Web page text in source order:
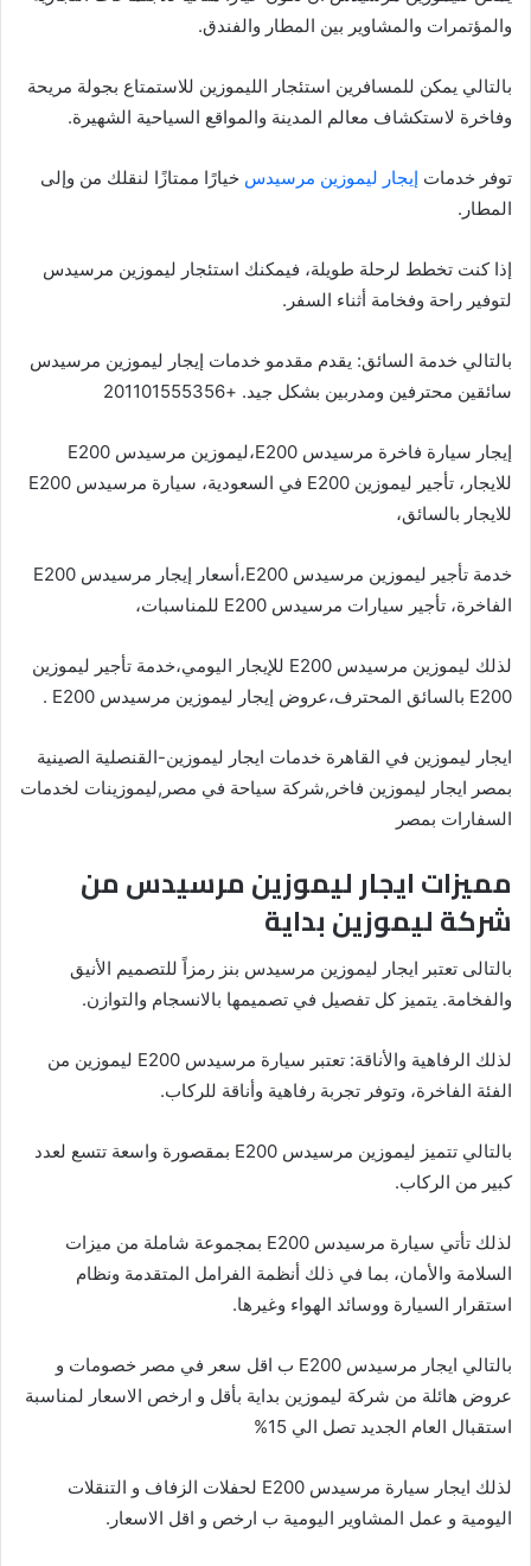
والمؤتمرات والمشاوير بين المطار والفندق.
بالتالي يمكن للمسافرين استئجار الليموزين للاستمتاع بجولة مريحة
وفاخرة لاستكشاف معالم المدينة والمواقع السياحية الشهيرة.
توفر خدمات إيجار ليموزين مرسيدس خيارًا ممتازًا لنقلك من وإلى
المطار.
إذا كنت تخطط لرحلة طويلة، فيمكنك استئجار ليموزين مرسيدس
لتوفير راحة وفخامة أثناء السفر.
بالتالي خدمة السائق: يقدم مقدمو خدمات إيجار ليموزين مرسيدس
سائقين محترفين ومدربين بشكل جيد. +201101555356
إيجار سيارة فاخرة مرسيدس E200،ليموزين مرسيدس E200
للايجار، تأجير ليموزين E200 في السعودية، سيارة مرسيدس E200
للايجار بالسائق،
خدمة تأجير ليموزين مرسيدس E200،أسعار إيجار مرسيدس E200
الفاخرة، تأجير سيارات مرسيدس E200 للمناسبات،
لذلك ليموزين مرسيدس E200 للإيجار اليومي،خدمة تأجير ليموزين
E200 بالسائق المحترف،عروض إيجار ليموزين مرسيدس E200 .
ايجار ليموزين في القاهرة خدمات ايجار ليموزين-القنصلية الصينية
بمصر ايجار ليموزين فاخر,شركة سياحة في مصر,ليموزينات لخدمات
السفارات بمصر
مميزات ايجار ليموزين مرسيدس من
شركة ليموزين بداية ⁦
بالتالى تعتبر ايجار ليموزين مرسيدس بنز رمزاً للتصميم الأنيق
والفخامة. يتميز كل تفصيل في تصميمها بالانسجام والتوازن.
لذلك الرفاهية والأناقة: تعتبر سيارة مرسيدس E200 ليموزين من
الفئة الفاخرة، وتوفر تجربة رفاهية وأناقة للركاب.
بالتالي تتميز ليموزين مرسيدس E200 بمقصورة واسعة تتسع لعدد
كبير من الركاب.
لذلك تأتي سيارة مرسيدس E200 بمجموعة شاملة من ميزات
السلامة والأمان، بما في ذلك أنظمة الفرامل المتقدمة ونظام
استقرار السيارة ووسائد الهواء وغيرها.
بالتالي ايجار مرسيدس E200 ب اقل سعر في مصر خصومات و
عروض هائلة من شركة ليموزين بداية بأقل و ارخص الاسعار لمناسبة
استقبال العام الجديد تصل الي 15%
لذلك ايجار سيارة مرسيدس E200 لحفلات الزفاف و التنقلات
اليومية و عمل المشاوير اليومية ب ارخص و اقل الاسعار.